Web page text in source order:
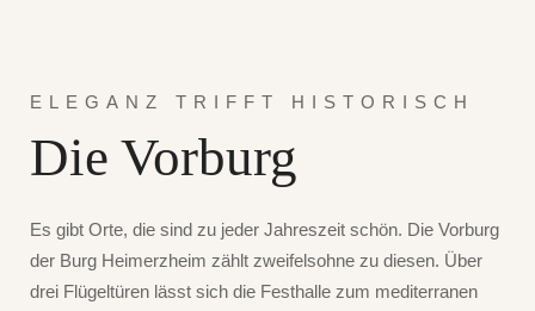
ELEGANZ TRIFFT HISTORISCH
Die Vorburg
Es gibt Orte, die sind zu jeder Jahreszeit schön. Die Vorburg
der Burg Heimerzheim zählt zweifelsohne zu diesen. Über
drei Flügeltüren lässt sich die Festhalle zum mediterranen